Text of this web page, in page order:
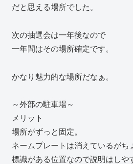
だと思える場所でした。
次の抽選会は一年後なので
一年間はその場所確定です。
かなり魅力的な場所だなぁ。
～外部の駐車場～
メリット
場所がずっと固定。
ネームプレートは消えているがち
標識がある位置なので説明はしや